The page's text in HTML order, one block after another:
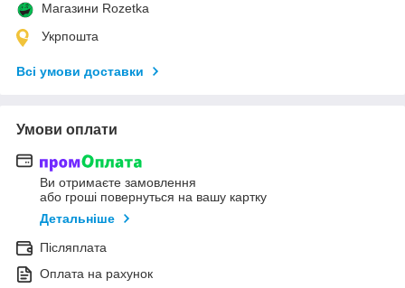
Магазини Rozetka
Укрпошта
Всі умови доставки
Умови оплати
Ви отримаєте замовлення
або гроші повернуться на вашу картку
Детальніше
Післяплата
Оплата на рахунок